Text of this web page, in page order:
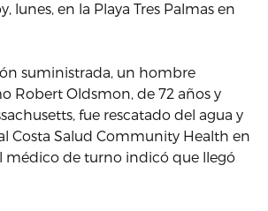
lunes, en la Playa Tres Palmas en
suministrada, un hombre
Robert Oldsmon, de 72 años y
fue rescatado del agua y
Costa Salud Community Health en
médico de turno indicó que llegó